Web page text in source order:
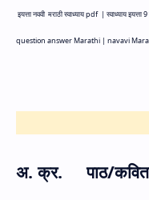
इयत्ता नववी मराठी स्वाध्यायpdf | स्वाध्याय इयत्ता
question answer Marathi | navavi
अ. क्र. पाठ/